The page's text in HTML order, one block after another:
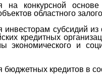
на конкурсной
областного
инвесторам субсидий
кредитных
экономического и
бюджетных кредитов в